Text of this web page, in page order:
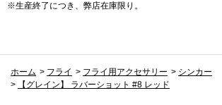
※生産終了につき、弊店在庫限り。
ホーム > フライ > フライ用アクセサリー > シンカー
>
【グレイン】 ラバーショット #8 レッド